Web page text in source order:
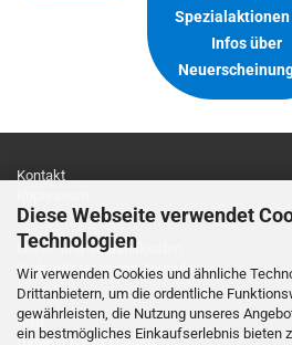
Diese Webseite verwendet
Technologien
Wir verwenden Cookies und ähnliche
Drittanbietern, um die ordentliche
gewährleisten, die Nutzung unseres
ein bestmögliches Einkaufserlebnis bieten
Spezialaktionen
Infos über
Kontakt
Liefer- und Versandkosten
Widerrufsrecht und -formular
AGB